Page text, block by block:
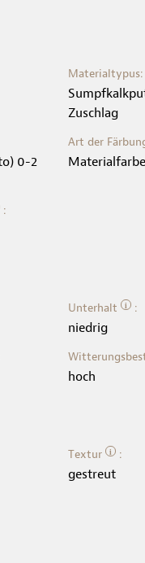
Materialtypus:
Zuschlag
0-2
Art der
Materialfarbe
:
Unterhalt i :
niedrig
hoch
Textur i :
gestreut